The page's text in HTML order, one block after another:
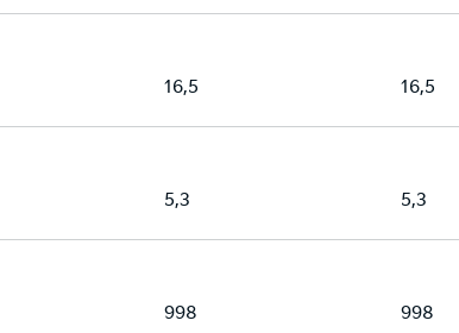
16,5 16,5
5,3 5,3
998 998